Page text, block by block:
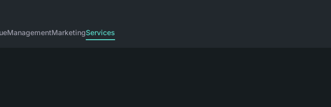
ManagementMarketingServices